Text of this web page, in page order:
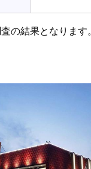
の結果となります。